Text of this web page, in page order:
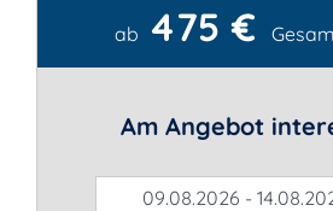
Kontakt
ab 475 €
Am Angebot
09.08.2026 -